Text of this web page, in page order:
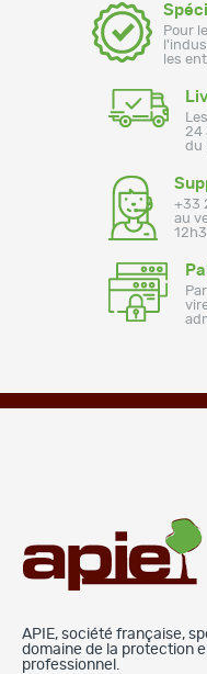
Pour
les
24
du
+33
au
APIE, société française,
domaine de la protection
professionnel.